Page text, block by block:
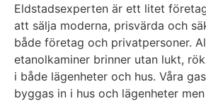
Eldstadsexperten är ett litet
att sälja moderna, prisvärda och
både företag och privatpersoner.
etanolkaminer brinner utan lukt,
i både lägenheter och hus. Våra
byggas in i hus och lägenheter